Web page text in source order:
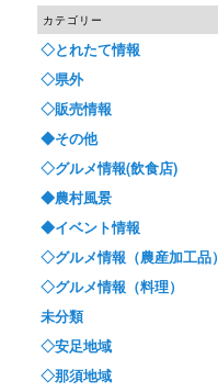
カテゴリー
◇とれたて情報
◇県外
◇販売情報
◆その他
◇グルメ情報(飲食店)
◆農村風景
◆イベント情報
◇グルメ情報（農産加工品）
◇グルメ情報（料理）
未分類
◇安足地域
◇那須地域